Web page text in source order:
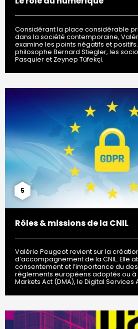
Considérant la place considérable
dans la société contemporaine,
examine les points négatifs et positifs.
philosophe Bernard Stiegler, les
Pasquier et Zeynep Tüfekçi.
5
Rôles & missions de la CNIL
Valérie Peugeot revient sur la
d’accompagnement de la CNIL. Elle
consentement et l’importance du
règlements européens adoptés ou à
Markets Act (DMA), le Digital Services